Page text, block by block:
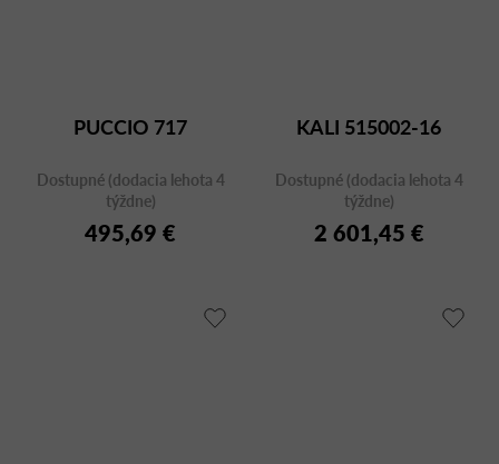
PUCCIO 717
Dostupné (dodacia lehota 4
týždne)
495,69 €
KALI 515002-16
Dostupné (dodacia lehota 4
týždne)
2 601,45 €